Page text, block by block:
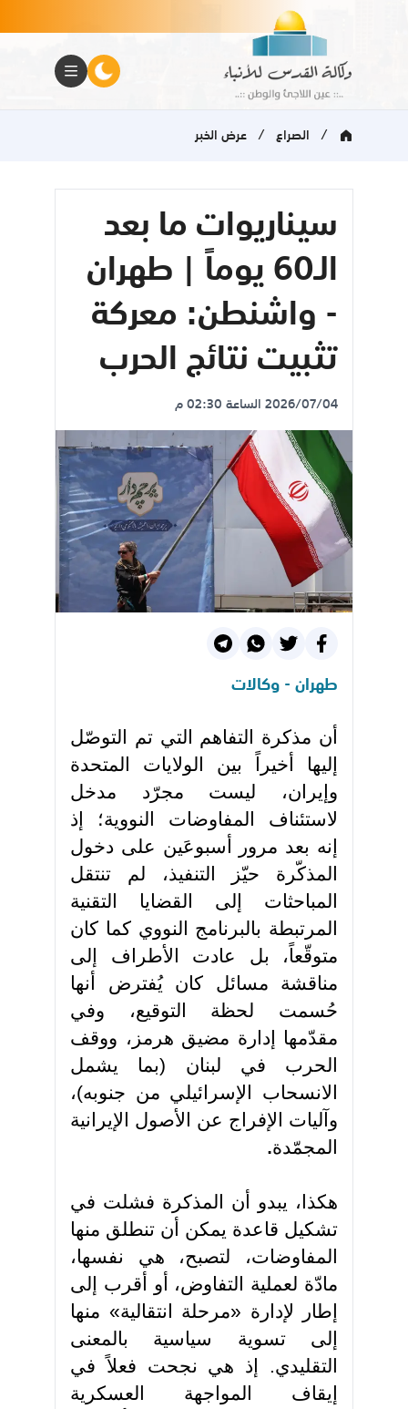
/ الصراع / عرض الخبر
سيناريوات ما بعد
الـ60 يوماً | طهران
- واشنطن: معركة
تثبيت نتائج الحرب
2026/07/04 الساعة 02:30 م
طهران - وكالات
أن مذكرة التفاهم التي تم التوصّل
إليها أخيراً بين الولايات المتحدة
وإيران، ليست مجرّد مدخل
لاستئناف المفاوضات النووية؛ إذ
إنه بعد مرور أسبوعَين على دخول
المذكّرة حيّز التنفيذ، لم تنتقل
المباحثات إلى القضايا التقنية
المرتبطة بالبرنامج النووي كما كان
متوقّعاً، بل عادت الأطراف إلى
مناقشة مسائل كان يُفترض أنها
حُسمت لحظة التوقيع، وفي
مقدّمها إدارة مضيق هرمز، ووقف
الحرب في لبنان (بما يشمل
الانسحاب الإسرائيلي من جنوبه)،
وآليات الإفراج عن الأصول الإيرانية
المجمّدة.
هكذا، يبدو أن المذكرة فشلت في
تشكيل قاعدة يمكن أن تنطلق منها
المفاوضات، لتصبح، هي نفسها،
مادّة لعملية التفاوض، أو أقرب إلى
إطار لإدارة «مرحلة انتقالية» منها
إلى تسوية سياسية بالمعنى
التقليدي. إذ هي نجحت فعلاً في
إيقاف المواجهة العسكرية